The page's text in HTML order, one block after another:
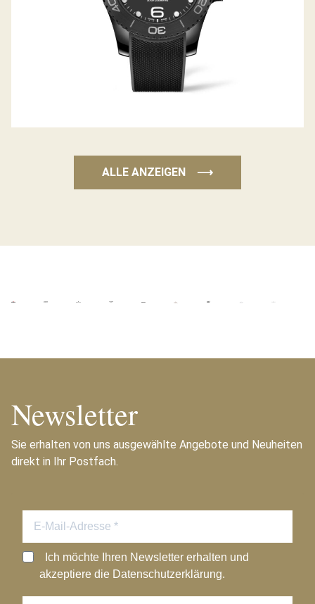
ALLE ANZEIGEN ⟶
Newsletter
Sie erhalten von uns ausgewählte Angebote und Neuheiten
direkt in Ihr Postfach.
Ich möchte Ihren Newsletter erhalten und
akzeptiere die Datenschutzerklärung.